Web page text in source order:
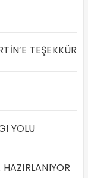
TEŞEKKÜR
YOLU
HAZIRLANIYOR